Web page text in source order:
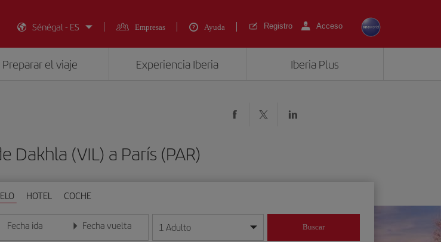
Sénégal - ES
Empresas Ayuda Registro Acceso
Preparar el viaje Experiencia Iberia Iberia Plus
Dakhla (VIL) a París (PAR)
HOTEL COCHE
Fecha ida
Introduce la fecha en formato día/mes/año
Fecha vuelta
Introduce la fecha en formato día/mes/año
1 Adulto Buscar